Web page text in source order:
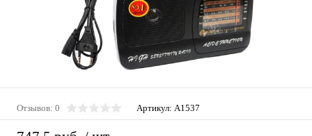
Отзывов: 0 Артикул: A1537